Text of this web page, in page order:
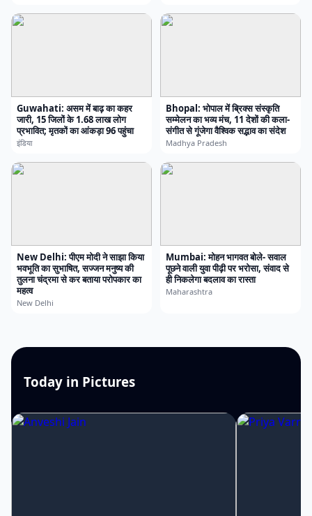
Guwahati: असम में बाढ़ का कहर
जारी, 15 जिलों के 1.68 लाख लोग
प्रभावित; मृतकों का आंकड़ा 96 पहुंचा
इंडिया
Bhopal: भोपाल में ब्रिक्स संस्कृति
सम्मेलन का भव्य मंच, 11 देशों की कला-
संगीत से गूंजेगा वैश्विक सद्भाव का संदेश
Madhya Pradesh
New Delhi: पीएम मोदी ने साझा किया
भवभूति का सुभाषित, सज्जन मनुष्य की
तुलना चंद्रमा से कर बताया परोपकार का
महत्व
New Delhi
Mumbai: मोहन भागवत बोले- सवाल
पूछने वाली युवा पीढ़ी पर भरोसा, संवाद से
ही निकलेगा बदलाव का रास्ता
Maharashtra
Today in Pictures